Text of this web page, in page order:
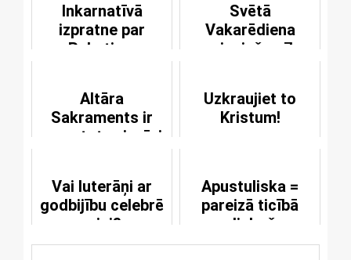
Inkarnatīvā
izpratne par
Rakstiem
Svētā
Vakarēdiena
nepieciešamība
Altāra
Sakraments ir
pamatots vienīgi
Uzkraujiet to
Kristum!
Vai luterāņi ar
godbijību celebrē
misi?
Apustuliska =
pareizā ticībā
paliekoša